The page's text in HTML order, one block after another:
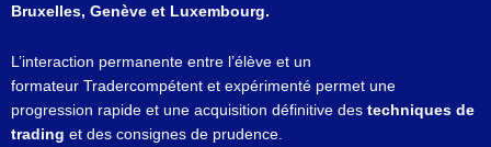
Bruxelles, Genève et Luxembourg.
L’interaction permanente entre l’élève et un
formateur Tradercompétent et expérimenté permet une
progression rapide et une acquisition définitive des techniques de
trading et des consignes de prudence.